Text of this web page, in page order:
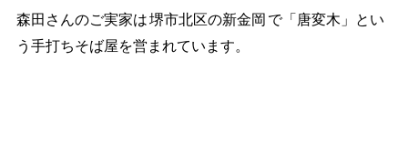
森田さんのご実家は堺市北区の新金岡 で「唐変木」とい
う手打ちそば屋を営まれています。